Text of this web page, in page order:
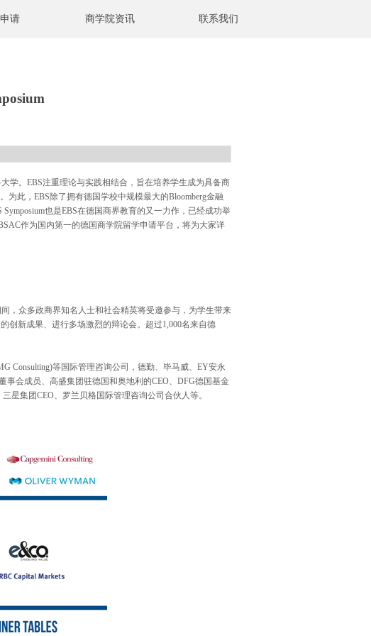
请 商学院资讯 联系我们
学。 EBS注重理论与实践相结合，旨在培养学生成为具备商
为此， EBS除了拥有德国学校中规模最大的Bloomberg金融
Symposium也是EBS在德国商界教育的又一力作，已经成功举
作为国内第一的德国商学院留学申请平台，将为大家详
，众多政商界知名人士和社会精英将受邀参与，为学生带来
创新成果、进行多场激烈的辩论会。超过1,000名来自德
Consulting)等国际管理咨询公司，德勤、毕马威、 EY安永
事会成员、高盛集团驻德国和奥地利的CEO、 DFG德国基金
三星集团CEO、罗兰贝格国际管理咨询公司合伙人等。